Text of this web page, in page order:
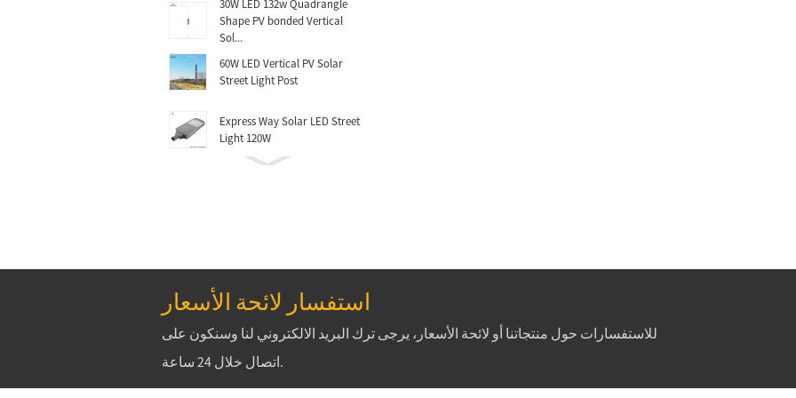
30W LED 132w Quadrangle
Shape PV bonded Vertical
Sol...
60W LED Vertical PV Solar
Street Light Post
Express Way Solar LED Street
Light 120W
40W LED All In One Solar
Light(INH-40)
30W LED All In One Solar
Light(INH-30)
استفسار لائحة الأسعار
للاستفسارات حول منتجاتنا أو لائحة الأسعار، يرجى ترك البريد الالكتروني لنا وسنكون على
اتصال خلال 24 ساعة.